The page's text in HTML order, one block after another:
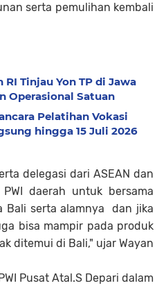
serta pemulihan kembali
RI Tinjau Yon TP di Jawa
Operasional Satuan
Pelatihan Vokasi
hingga 15 Juli 2026
delegasi dari ASEAN dan
daerah untuk bersama
Bali serta alamnya dan jika
bisa mampir pada produk
ditemui di Bali," ujar Wayan
Pusat Atal.S Depari dalam